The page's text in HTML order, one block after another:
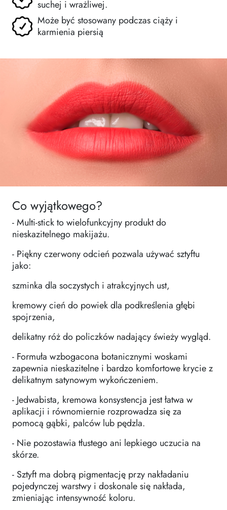
suchej i wrażliwej.
Może być stosowany podczas ciąży i
karmienia piersią
Co wyjątkowego?
- Multi-stick to wielofunkcyjny produkt do
nieskazitelnego makijażu.
- Piękny czerwony odcień pozwala używać sztyftu
jako:
szminka dla soczystych i atrakcyjnych ust,
kremowy cień do powiek dla podkreślenia głębi
spojrzenia,
delikatny róż do policzków nadający świeży wygląd.
- Formuła wzbogacona botanicznymi woskami
zapewnia nieskazitelne i bardzo komfortowe krycie z
delikatnym satynowym wykończeniem.
- Jedwabista, kremowa konsystencja jest łatwa w
aplikacji i równomiernie rozprowadza się za
pomocą gąbki, palców lub pędzla.
- Nie pozostawia tłustego ani lepkiego uczucia na
skórze.
- Sztyft ma dobrą pigmentację przy nakładaniu
pojedynczej warstwy i doskonale się nakłada,
zmieniając intensywność koloru.